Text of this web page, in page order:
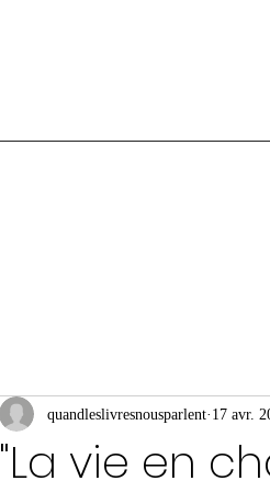
"La vie en
quandleslivresnousparlent 17 avr.